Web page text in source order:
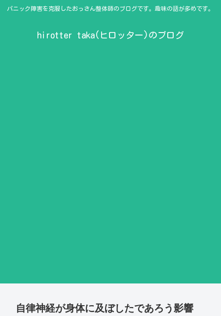
パニック障害を克服したおっさん整体師のブログです。趣味の話が多めです。
hirotter taka(ヒロッター)のブログ
自律神経が身体に及ぼしたであろう影響